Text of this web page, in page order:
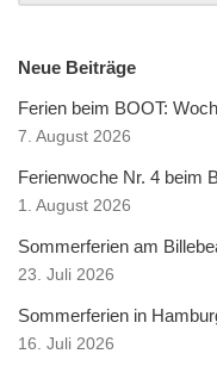
Neue Beiträge
Ferien beim BOOT:
7. August 2026
Ferienwoche Nr. 4 beim
1. August 2026
Sommerferien am
23. Juli 2026
Sommerferien in
16. Juli 2026